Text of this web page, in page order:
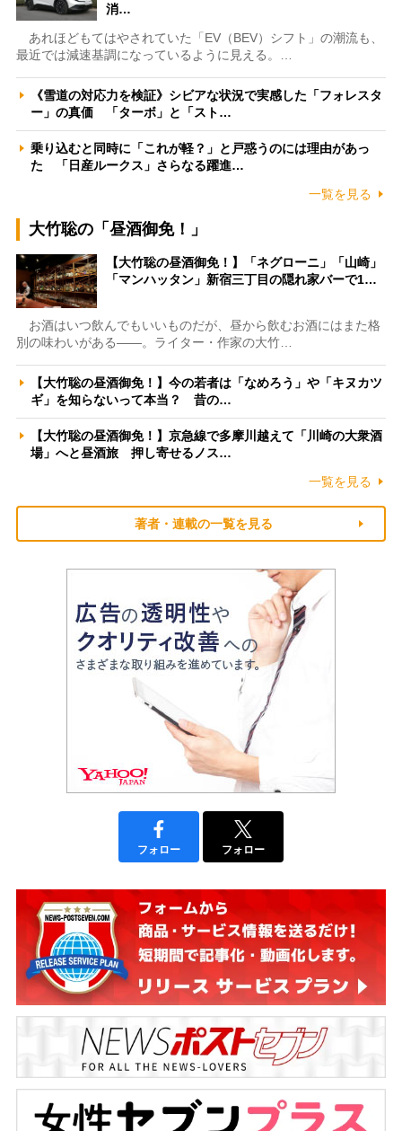
消…
あれほどもてはやされていた「EV（BEV）シフト」の潮流も、
最近では減速基調になっているように見える。…
《雪道の対応力を検証》シビアな状況で実感した「フォレスタ
ー」の真価 「ターボ」と「スト…
乗り込むと同時に「これが軽？」と戸惑うのには理由があっ
た 「日産ルークス」さらなる躍進…
一覧を見る
大竹聡の「昼酒御免！」
【大竹聡の昼酒御免！】「ネグローニ」「山崎」
「マンハッタン」新宿三丁目の隠れ家バーで1…
お酒はいつ飲んでもいいものだが、昼から飲むお酒にはまた格
別の味わいがある――。ライター・作家の大竹…
【大竹聡の昼酒御免！】今の若者は「なめろう」や「キヌカツ
ギ」を知らないって本当？ 昔の…
【大竹聡の昼酒御免！】京急線で多摩川越えて「川崎の大衆酒
場」へと昼酒旅 押し寄せるノス…
一覧を見る
著者・連載の一覧を見る
フォロー フォロー